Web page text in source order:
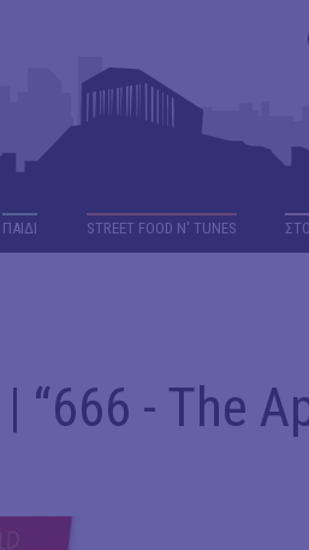
ΠΑΙΔΙ STREET FOOD N' TUNES
“666 - The